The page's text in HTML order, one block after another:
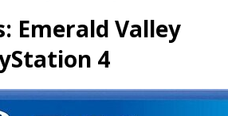
Emerald Valley
4